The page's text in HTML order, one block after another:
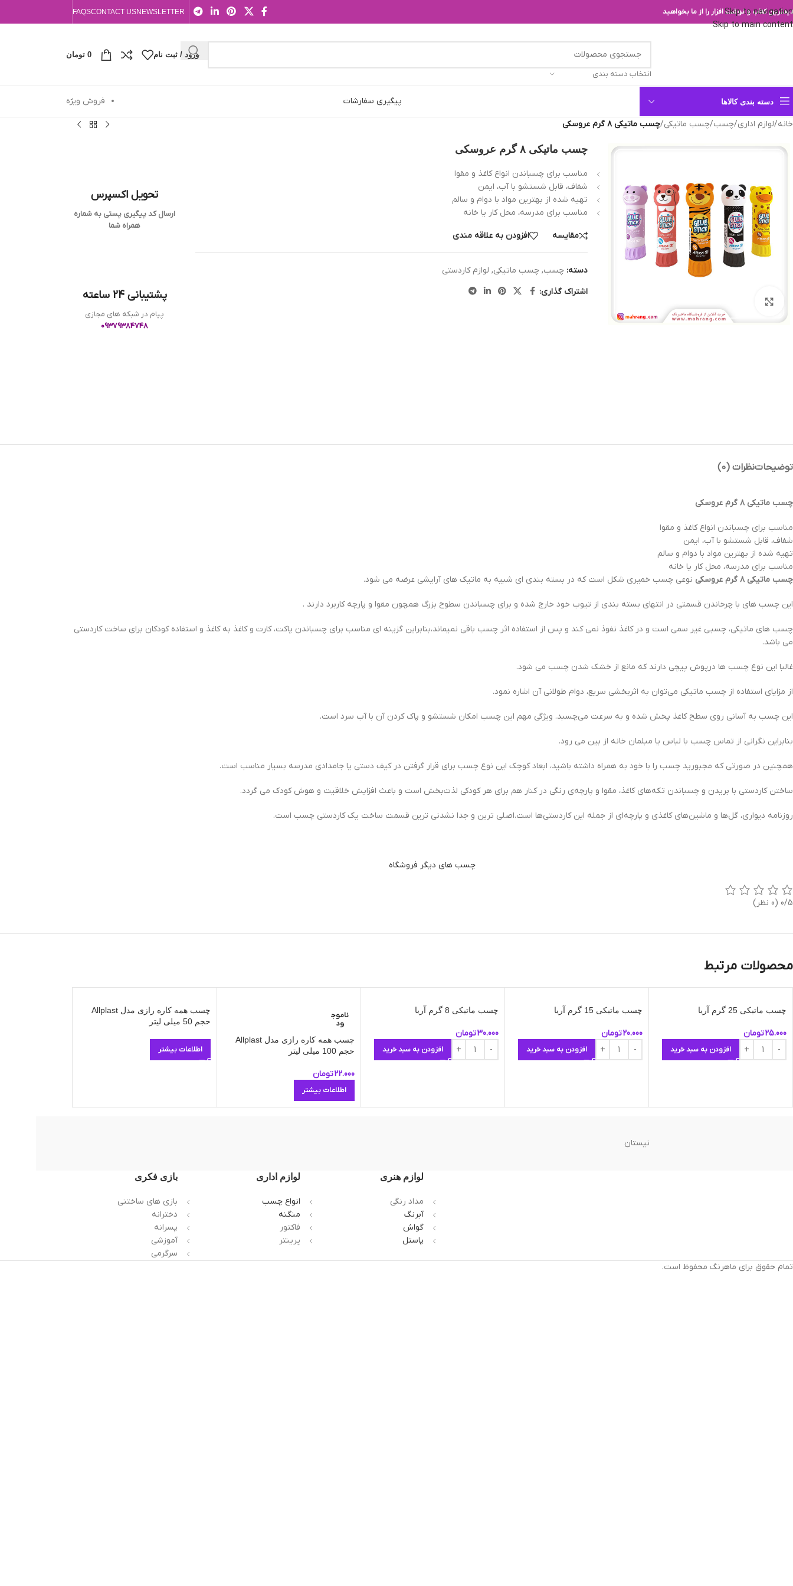
Skip to navigation
Skip to main content
کتاب و نوشت افزار را از ما بخواهید NEWSLETTER
CONTACT US
FAQS
انتخاب دسته بندی
ورود / ثبت نام 0 تومان
دسته بندی کالاها پیگیری سفارشات فروش ویژه
خانه/لوازم اداری/چسب/چسب ماتیکی/چسب ماتیکی ۸ گرم عروسکی
چسب ماتیکی ۸ گرم عروسکی
مناسب برای چسباندن انواع کاغذ و مقوا
شفاف، قابل شستشو با آب، ایمن
تهیه شده از بهترین مواد با دوام و سالم
مناسب برای مدرسه، محل کار یا خانه
مقایسه افزودن به علاقه مندی
دسته: چسب, چسب ماتیکی, لوازم کاردستی
اشتراک گذاری:
تحویل اکسپرس
ارسال کد پیگیری پستی به شماره
همراه شما
پشتیبانی 24 ساعته
پیام در شبکه های مجازی
09379384748
توضیحاتنظرات (0)
چسب ماتیکی ۸ گرم عروسکی
مناسب برای چسباندن انواع کاغذ و مقوا
شفاف، قابل شستشو با آب، ایمن
تهیه شده از بهترین مواد با دوام و سالم
مناسب برای مدرسه، محل کار یا خانه
چسب ماتیکی ۸ گرم عروسکی
نوعی چسب خمیری شکل است که در بسته بندی ای شبیه به ماتیک های آرایشی عرضه می شود.
این چسب های با چرخاندن قسمتی در انتهای بسته بندی از تیوب خود خارج شده و برای چسباندن سطوح بزرگ همچون مقوا و پارچه کاربرد دارند .
چسب های ماتیکی، چسبی غیر سمی است و در کاغذ نفوذ نمی کند و پس از استفاده اثر چسب باقی نمیماند،بنابراین گزینه ای مناسب برای چسباندن پاکت، کارت و کاغذ به کاغذ و استفاده کودکان برای ساخت کاردستی
می باشد.
غالبا این نوع چسب ها درپوش پیچی دارند که مانع از خشک شدن چسب می شود.
از مزایای استفاده از چسب ماتیکی می‌توان به اثربخشی سریع، دوام طولانی آن اشاره نمود.
این چسب به آسانی روی سطح کاغذ پخش شده و به سرعت می‌چسبد. ویژگی مهم این چسب امکان شستشو و پاک کردن آن با آب سرد است.
بنابراین نگرانی از تماس چسب با لباس یا مبلمان خانه از بین می رود.
همچنین در صورتی که مجبورید چسب را با خود به همراه داشته باشید، ابعاد کوچک این نوع چسب برای قرار گرفتن در کیف دستی یا جامدادی مدرسه بسیار مناسب است.
ساختن کاردستی با بریدن و چسباندن تکه‌های کاغذ، مقوا و پارچه‌ی رنگی در کنار هم برای هر کودکی لذت‌بخش است و باعث افزایش خلاقیت و هوش کودک می گردد.
روزنامه دیواری، گل‌ها و ماشین‌های کاغذی و پارچه‌ای از جمله این کاردستی‌ها است.اصلی ترین و جدا نشدنی ترین قسمت ساخت یک کاردستی چسب است.
چسب های دیگر فروشگاه
0/5 (0 نظر)
محصولات مرتبط
چسب ماتیکی 25 گرم آریا
25.000تومان
افزودن به سبد خرید
چسب ماتیکی 15 گرم آریا
20.000تومان
افزودن به سبد خرید
چسب ماتیکی 8 گرم آریا
30.000تومان
افزودن به سبد خرید
ناموج
ود
چسب همه کاره رازی مدل Allplast
حجم 100 میلی لیتر
22.000تومان
اطلاعات بیشتر
چسب همه کاره رازی مدل Allplast
حجم 50 میلی لیتر
اطلاعات بیشتر
نیستان
لوازم هنری
مداد رنگی
آبرنگ
گواش
پاستل
لوازم اداری
انواع چسب
منگنه
فاکتور
پرینتر
بازی فکری
بازی های ساختنی
دخترانه
پسرانه
آموزشی
سرگرمی
تمام حقوق برای ماهرنگ محفوظ است.